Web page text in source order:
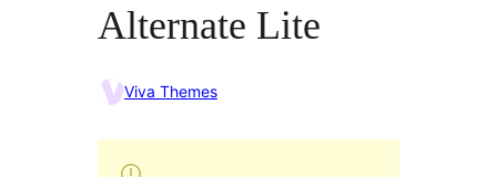
Alternate Lite
Viva Themes